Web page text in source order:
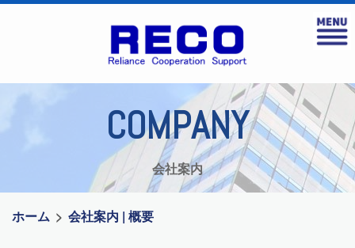
COMPANY
会社案内
ホーム 会社案内 | 概要